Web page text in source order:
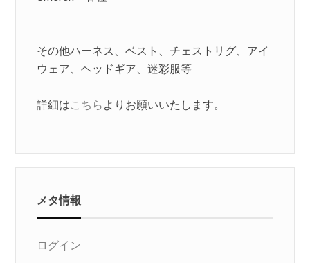
その他ハーネス、ベスト、チェストリグ、アイ
ウェア、ヘッドギア、迷彩服等
詳細はこちら よりお願いいたします。
メタ情報
ログイン